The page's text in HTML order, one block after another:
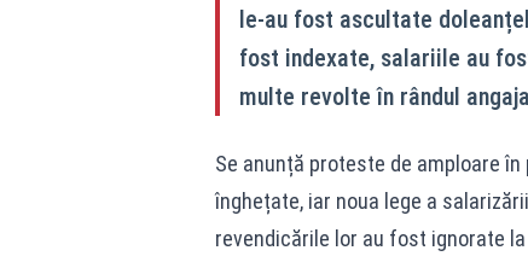
le-au fost ascultate
fost indexate, salariile au
multe revolte în rândul
Se anunță proteste de amploare
înghețate, iar noua lege a
revendicările lor au fost ignorate